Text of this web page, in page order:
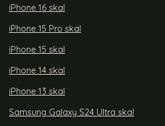
iPhone 16 skal
iPhone 15 Pro skal
iPhone 15 skal
iPhone 14 skal
iPhone 13 skal
Samsung Galaxy S24 Ultra skal